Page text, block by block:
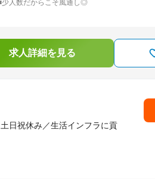
少人数だからこそ風通し◎
求人詳細を見る
日祝休み／生活インフラに貢